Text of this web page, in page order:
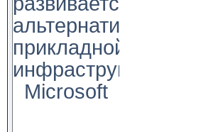
альтернатива
прикладной
инфраструктуре
Microsoft